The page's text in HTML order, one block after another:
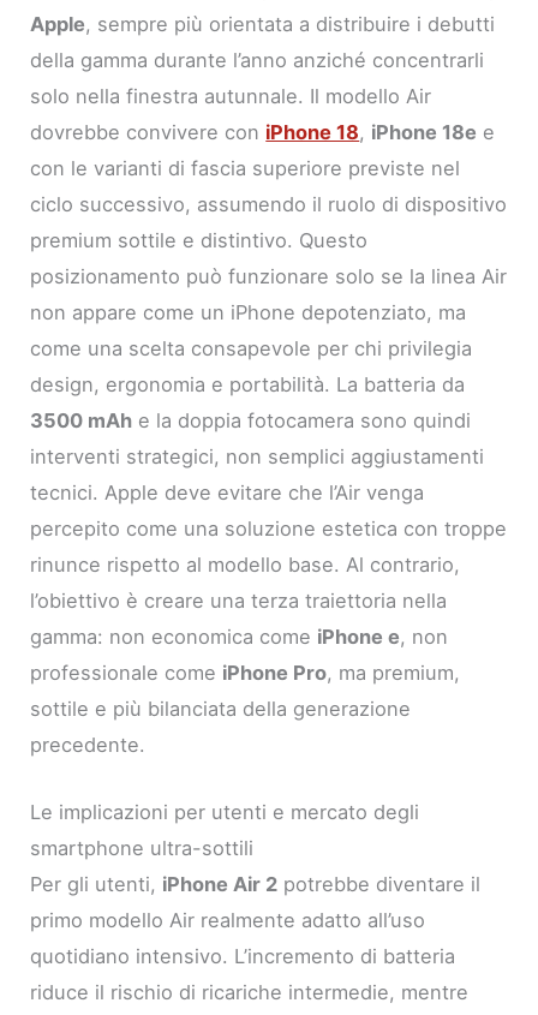
Apple, sempre più orientata a distribuire i debutti
della gamma durante l’anno anziché concentrarli
solo nella finestra autunnale. Il modello Air
dovrebbe convivere con iPhone 18, iPhone 18e e
con le varianti di fascia superiore previste nel
ciclo successivo, assumendo il ruolo di dispositivo
premium sottile e distintivo. Questo
posizionamento può funzionare solo se la linea Air
non appare come un iPhone depotenziato, ma
come una scelta consapevole per chi privilegia
design, ergonomia e portabilità. La batteria da
3500 mAh e la doppia fotocamera sono quindi
interventi strategici, non semplici aggiustamenti
tecnici. Apple deve evitare che l’Air venga
percepito come una soluzione estetica con troppe
rinunce rispetto al modello base. Al contrario,
l’obiettivo è creare una terza traiettoria nella
gamma: non economica come iPhone e, non
professionale come iPhone Pro, ma premium,
sottile e più bilanciata della generazione
precedente.
Le implicazioni per utenti e mercato degli
smartphone ultra-sottili
Per gli utenti, iPhone Air 2 potrebbe diventare il
primo modello Air realmente adatto all’uso
quotidiano intensivo. L’incremento di batteria
riduce il rischio di ricariche intermedie, mentre